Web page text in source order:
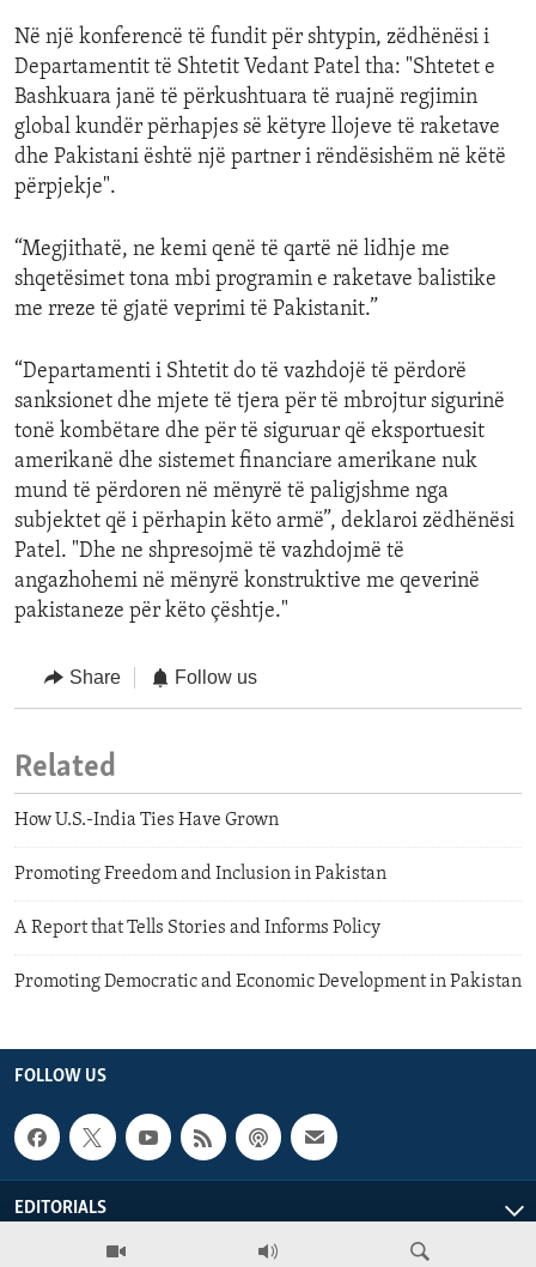
Në një konferencë të fundit për shtypin, zëdhënësi i
Departamentit të Shtetit Vedant Patel tha: "Shtetet e
Bashkuara janë të përkushtuara të ruajnë regjimin
global kundër përhapjes së këtyre llojeve të raketave
dhe Pakistani është një partner i rëndësishëm në këtë
përpjekje".
“Megjithatë, ne kemi qenë të qartë në lidhje me
shqetësimet tona mbi programin e raketave balistike
me rreze të gjatë veprimi të Pakistanit.”
“Departamenti i Shtetit do të vazhdojë të përdorë
sanksionet dhe mjete të tjera për të mbrojtur sigurinë
tonë kombëtare dhe për të siguruar që eksportuesit
amerikanë dhe sistemet financiare amerikane nuk
mund të përdoren në mënyrë të paligjshme nga
subjektet që i përhapin këto armë”, deklaroi zëdhënësi
Patel. "Dhe ne shpresojmë të vazhdojmë të
angazhohemi në mënyrë konstruktive me qeverinë
pakistaneze për këto çështje."
Share Follow us
Related
How U.S.-India Ties Have Grown
Promoting Freedom and Inclusion in Pakistan
A Report that Tells Stories and Informs Policy
Promoting Democratic and Economic Development in Pakistan
FOLLOW US
EDITORIALS